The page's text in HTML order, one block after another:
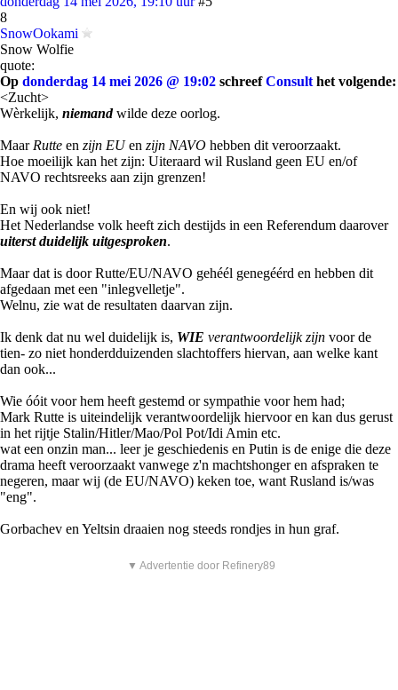
8
SnowOokami
Snow Wolfie
quote:
Op donderdag 14 mei 2026 @ 19:02 schreefConsult het volgende:
<Zucht>
Wèrkelijk, niemandwilde deze oorlog.
Maar Rutte en zijn EUen zijn NAVO hebben dit veroorzaakt.
Hoe moeilijk kan het zijn: Uiteraard wil Rusland geen EU en/of
NAVO rechtsreeks aan zijn grenzen!
En wij ook niet!
Het Nederlandse volk heeft zich destijds in een Referendum daarover
uiterst duidelijk uitgesproken.
Maar dat is door Rutte/EU/NAVO gehéél genegéérd en hebben dit
afgedaan met een "inlegvelletje".
Welnu, zie wat de resultaten daarvan zijn.
Ik denk dat nu wel duidelijk is, WIE verantwoordelijk zijn voor de
tien- zo niet honderdduizenden slachtoffers hiervan, aan welke kant
dan ook...
Wie óóit voor hem heeft gestemd or sympathie voor hem had;
Mark Rutte is uiteindelijk verantwoordelijk hiervoor en kan dus gerust
in het rijtje Stalin/Hitler/Mao/Pol Pot/Idi Amin etc.
wat een onzin man... leer je geschiedenis en Putin is de enige die deze
drama heeft veroorzaakt vanwege z'n machtshonger en afspraken te
negeren, maar wij (de EU/NAVO) keken toe, want Rusland is/was
"eng".
Gorbachev en Yeltsin draaien nog steeds rondjes in hun graf.
▼ Advertentie door Refinery89